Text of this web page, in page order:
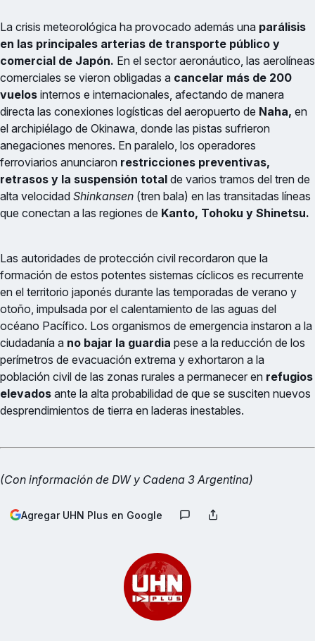
La crisis meteorológica ha provocado además una parálisis
en las principales arterias de transporte público y
comercial de Japón. En el sector aeronáutico, las aerolíneas
comerciales se vieron obligadas a cancelar más de 200
vuelos internos e internacionales, afectando de manera
directa las conexiones logísticas del aeropuerto de Naha, en
el archipiélago de Okinawa, donde las pistas sufrieron
anegaciones menores. En paralelo, los operadores
ferroviarios anunciaron restricciones preventivas,
retrasos y la suspensión total de varios tramos del tren de
alta velocidad Shinkansen (tren bala) en las transitadas líneas
que conectan a las regiones de Kanto, Tohoku y Shinetsu.
Las autoridades de protección civil recordaron que la
formación de estos potentes sistemas cíclicos es recurrente
en el territorio japonés durante las temporadas de verano y
otoño, impulsada por el calentamiento de las aguas del
océano Pacífico. Los organismos de emergencia instaron a la
ciudadanía a no bajar la guardia pese a la reducción de los
perímetros de evacuación extrema y exhortaron a la
población civil de las zonas rurales a permanecer en refugios
elevados ante la alta probabilidad de que se susciten nuevos
desprendimientos de tierra en laderas inestables.
(Con información de DW y Cadena 3 Argentina)
Agregar UHN Plus en Google